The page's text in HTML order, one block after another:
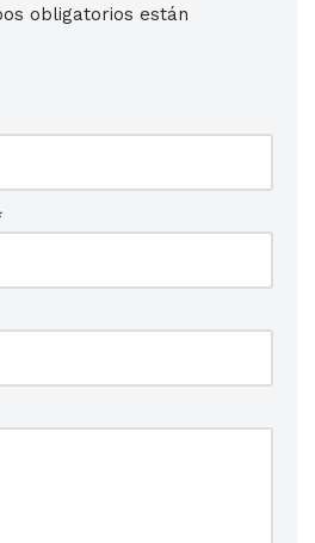
obligatorios están